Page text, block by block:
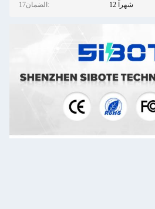
17الضمان: 12 شهراً